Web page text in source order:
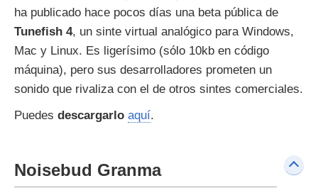
ha publicado hace pocos días una beta pública de
Tunefish 4, un sinte virtual analógico para Windows,
Mac y Linux. Es ligerísimo (sólo 10kb en código
máquina), pero sus desarrolladores prometen un
sonido que rivaliza con el de otros sintes comerciales.
Puedes descargarlo aquí.
Noisebud Granma